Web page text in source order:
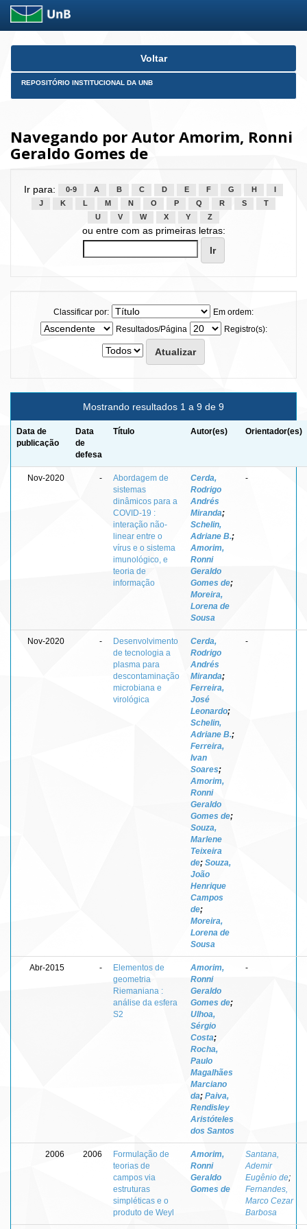
Skip
Voltar
REPOSITÓRIO INSTITUCIONAL DA UNB
Navegando por Autor Amorim, Ronni
Geraldo Gomes de
Ir para: 0-9 A B C D E F G H
J
K L M N O P Q R S
T
U
V W X Y Z
ou entre com as primeiras letras:
Classificar por:
Em ordem:
Resultados/Página
Registro(s):
Mostrando resultados 1 a 9 de 9
Data de
publicação
Data
de
defesa
Título Autor(es) Orientador(es)
Nov-2020 -
Abordagem de
sistemas
dinâmicos para a
COVID-19 :
interação não-
linear entre o
vírus e o sistema
imunológico, e
teoria de
informação
Cerda,
Rodrigo
Andrés
Miranda;
Schelin,
Adriane B.;
Amorim,
Ronni
Geraldo
Gomes de;
Moreira,
Lorena de
Sousa
-
Nov-2020 -
Desenvolvimento
de tecnologia a
plasma para
descontaminação
microbiana e
virológica
Cerda,
Rodrigo
Andrés
Miranda;
Ferreira,
José
Leonardo;
Schelin,
Adriane B.;
Ferreira,
Ivan
Soares;
Amorim,
Ronni
Geraldo
Gomes de;
Souza,
Marlene
Teixeira
de; Souza,
João
Henrique
Campos
de;
Moreira,
Lorena de
Sousa
-
Abr-2015 -
Elementos de
geometria
Riemaniana :
análise da esfera
S2
Amorim,
Ronni
Geraldo
Gomes de;
Ulhoa,
Sérgio
Costa;
Rocha,
Paulo
Magalhães
Marciano
da; Paiva,
Rendisley
Aristóteles
dos Santos
-
2006 2006
Formulação de
teorias de
campos via
estruturas
simpléticas e o
produto de Weyl
Amorim,
Ronni
Geraldo
Gomes de
Santana,
Ademir
Eugênio de;
Fernandes,
Marco Cezar
Barbosa